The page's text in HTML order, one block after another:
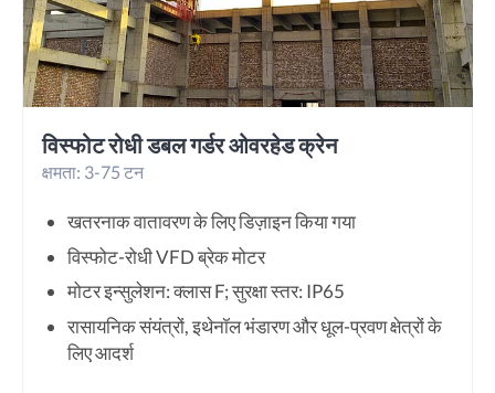
विस्फोट रोधी डबल गर्डर ओवरहेड क्रेन
क्षमता: 3-75 टन
खतरनाक वातावरण के लिए डिज़ाइन किया गया
विस्फोट-रोधी VFD ब्रेक मोटर
मोटर इन्सुलेशन: क्लास F; सुरक्षा स्तर: IP65
रासायनिक संयंत्रों, इथेनॉल भंडारण और धूल-प्रवण क्षेत्रों के
लिए आदर्श